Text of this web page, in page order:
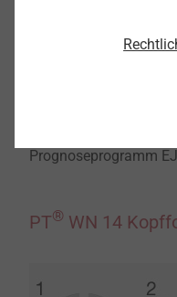
Ergebnis dieses
Prognoseprogramm
PT® WN 14